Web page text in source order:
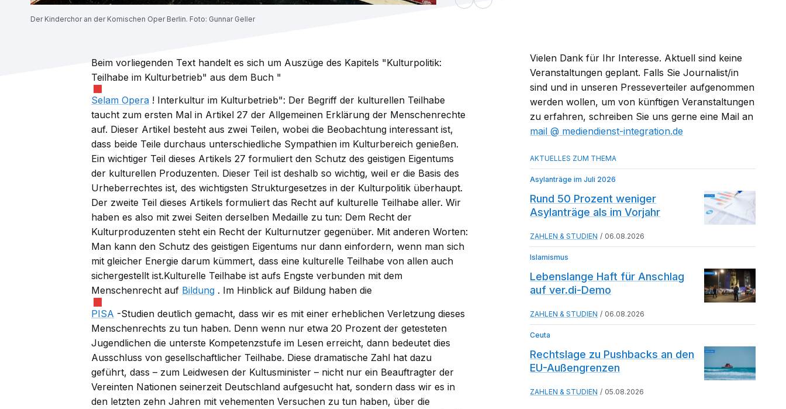
Der Kinderchor an der Komischen Oper Berlin. Foto: Gunnar Geller
Beim vorliegenden Text handelt es sich um Auszüge des Kapitels "Kulturpolitik:
Teilhabe im Kulturbetrieb" aus dem Buch "
Selam Opera ! Interkultur im Kulturbetrieb": Der Begriff der kulturellen Teilhabe
taucht zum ersten Mal in Artikel 27 der Allgemeinen Erklärung der Menschenrechte
auf. Dieser Artikel besteht aus zwei Teilen, wobei die Beobachtung interessant ist,
dass beide Teile durchaus unterschiedliche Sympathien im Kulturbereich genießen.
Ein wichtiger Teil dieses Artikels 27 formuliert den Schutz des geistigen Eigentums
der kulturellen Produzenten. Dieser Teil ist deshalb so wichtig, weil er die Basis des
Urheberrechtes ist, des wichtigsten Strukturgesetzes in der Kulturpolitik überhaupt.
Der zweite Teil dieses Artikels formuliert das Recht auf kulturelle Teilhabe aller. Wir
haben es also mit zwei Seiten derselben Medaille zu tun: Dem Recht der
Kulturproduzenten steht ein Recht der Kulturnutzer gegenüber. Mit anderen Worten:
Man kann den Schutz des geistigen Eigentums nur dann einfordern, wenn man sich
mit gleicher Energie darum kümmert, dass eine kulturelle Teilhabe von allen auch
sichergestellt ist.Kulturelle Teilhabe ist aufs Engste verbunden mit dem
Menschenrecht auf Bildung . Im Hinblick auf Bildung haben die
PISA -Studien deutlich gemacht, dass wir es mit einer erheblichen Verletzung dieses
Menschenrechts zu tun haben. Denn wenn nur etwa 20 Prozent der getesteten
Jugendlichen die unterste Kompetenzstufe im Lesen erreicht, dann bedeutet dies
Ausschluss von gesellschaftlicher Teilhabe. Diese dramatische Zahl hat dazu
geführt, dass – zum Leidwesen der Kultusminister – nicht nur ein Beauftragter der
Vereinten Nationen seinerzeit Deutschland aufgesucht hat, sondern dass wir es in
den letzten zehn Jahren mit vehementen Versuchen zu tun haben, über die
Vielen Dank für Ihr Interesse. Aktuell sind keine
Veranstaltungen geplant. Falls Sie Journalist/in
sind und in unseren Presseverteiler aufgenommen
werden wollen, um von künftigen Veranstaltungen
zu erfahren, schreiben Sie uns gerne eine Mail an
mail​
mediendienst-integration.de
Asylanträge im Juli 2026
Rund 50 Prozent weniger
Asylanträge als im Vorjahr
ZAHLEN & STUDIEN 06.08.2026
Islamismus
Lebenslange Haft für Anschlag
auf ver.di-Demo
ZAHLEN & STUDIEN 06.08.2026
Ceuta
Rechtslage zu Pushbacks an den
EU-Außengrenzen
ZAHLEN & STUDIEN 05.08.2026